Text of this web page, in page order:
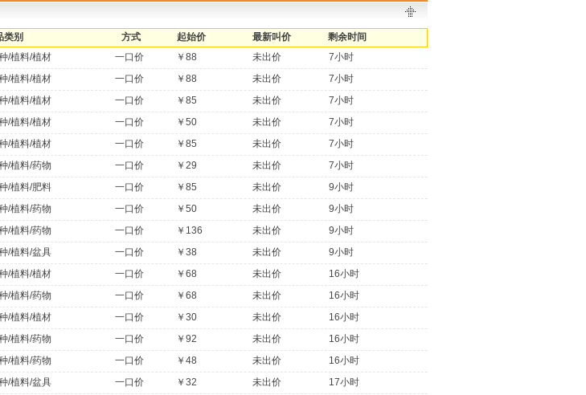
别 方式 起始价 最新叫价
剩余时间
/植料/植材 一口价 ￥88 未出价
7小时
/植料/植材 一口价 ￥88 未出价
7小时
/植料/植材 一口价 ￥85 未出价
7小时
/植料/植材 一口价 ￥50 未出价
7小时
/植料/植材 一口价 ￥85 未出价
7小时
/植料/药物 一口价 ￥29 未出价
7小时
/植料/肥料 一口价 ￥85 未出价
9小时
/植料/药物 一口价 ￥50 未出价
9小时
/植料/药物 一口价 ￥136 未出价
9小时
/植料/盆具 一口价 ￥38 未出价
9小时
/植料/植材 一口价 ￥68 未出价
16小时
/植料/药物 一口价 ￥68 未出价
16小时
/植料/植材 一口价 ￥30 未出价
16小时
/植料/药物 一口价 ￥92 未出价
16小时
/植料/药物 一口价 ￥48 未出价
16小时
/植料/盆具 一口价 ￥32 未出价
17小时